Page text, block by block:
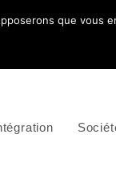
que vous